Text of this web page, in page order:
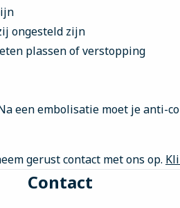
ongesteld zijn
plassen of verstopping
een embolisatie moet je anti-
gerust contact met ons op.
Contact